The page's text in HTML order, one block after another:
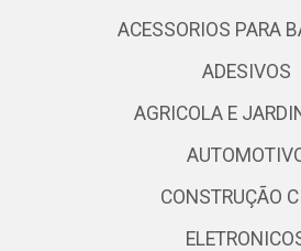
ACESSORIOS PARA
ADESIVOS
AGRICOLA E
CONSTRUÇÃO